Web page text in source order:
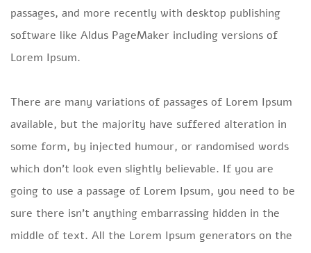
passages, and more recently with desktop publishing
software like Aldus PageMaker including versions of
Lorem Ipsum.
There are many variations of passages of Lorem Ipsum
available, but the majority have suffered alteration in
some form, by injected humour, or randomised words
which don’t look even slightly believable. If you are
going to use a passage of Lorem Ipsum, you need to be
sure there isn’t anything embarrassing hidden in the
middle of text. All the Lorem Ipsum generators on the